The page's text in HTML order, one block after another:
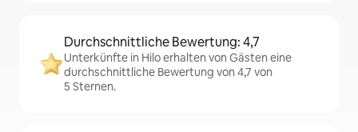
Durchschnittliche Bewertung: 4,7
Unterkünfte in Hilo erhalten von Gästen eine
durchschnittliche Bewertung von 4,7 von
5 Sternen.